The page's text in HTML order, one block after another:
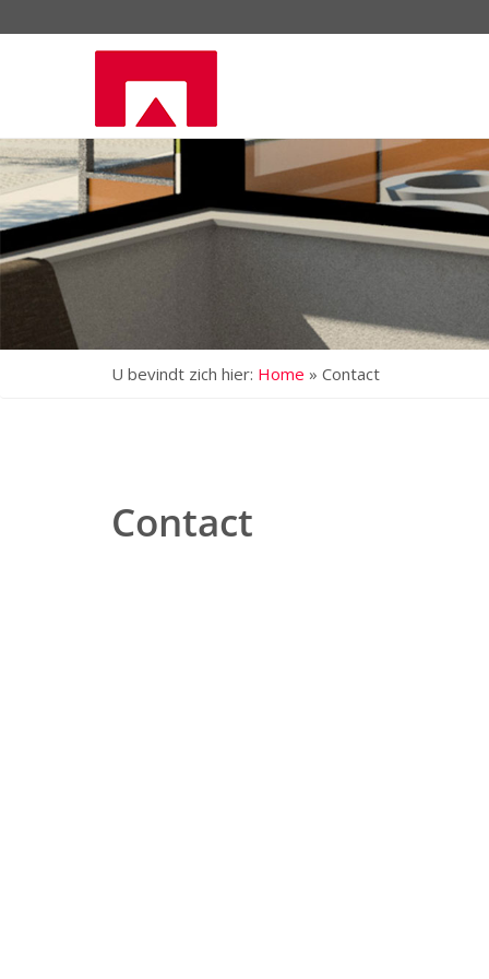
U bevindt zich hier: Home » Contact
Contact